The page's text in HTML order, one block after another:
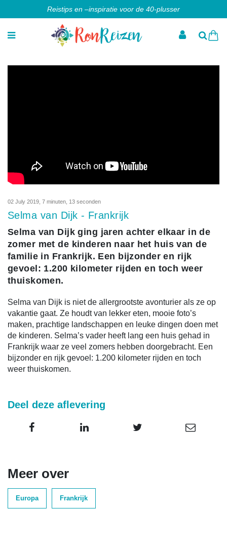
Reistips en –inspiratie voor de 40-plusser
02 July 2019 7 minuten, 13 seconden
Selma van Dijk - Frankrijk
Selma van Dijk ging jaren achter elkaar in de
zomer met de kinderen naar het huis van de
familie in Frankrijk. Een bijzonder en rijk
gevoel: 1.200 kilometer rijden en toch weer
thuiskomen.
Selma van Dijk is niet de allergrootste avonturier als ze op
vakantie gaat. Ze houdt van lekker eten, mooie foto’s
maken, prachtige landschappen en leuke dingen doen met
de kinderen. Selma’s vader heeft lang een huis gehad in
Frankrijk waar ze veel zomers hebben doorgebracht. Een
bijzonder en rijk gevoel: 1.200 kilometer rijden en toch
weer thuiskomen.
Deel deze aflevering
Meer over
Europa Frankrijk